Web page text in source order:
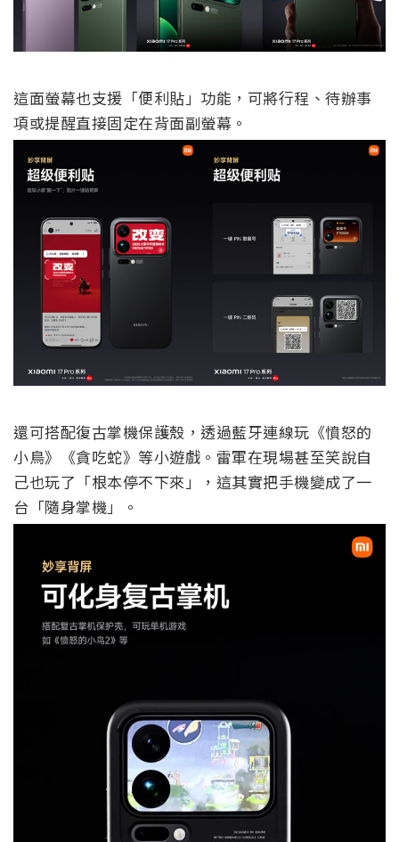
這面螢幕也支援「便利貼」功能，可將行程、待辦事
項或提醒直接固定在背面副螢幕。
還可搭配復古掌機保護殼，透過藍牙連線玩《憤怒的
小鳥》《貪吃蛇》等小遊戲。雷軍在現場甚至笑說自
己也玩了「根本停不下來」，這其實把手機變成了一
台「隨身掌機」。